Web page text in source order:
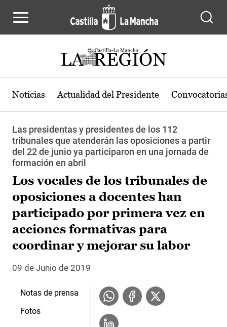
Noticias Actualidad del Presidente
Las presidentas y presidentes de los 112
tribunales que atenderán las oposiciones a partir
del 22 de junio ya participaron en una jornada de
formación en abril
Los vocales de los tribunales de
oposiciones a docentes han
participado por primera vez en
acciones formativas para
coordinar y mejorar su labor
09 de Junio de 2019
Notas de prensa
Fotos